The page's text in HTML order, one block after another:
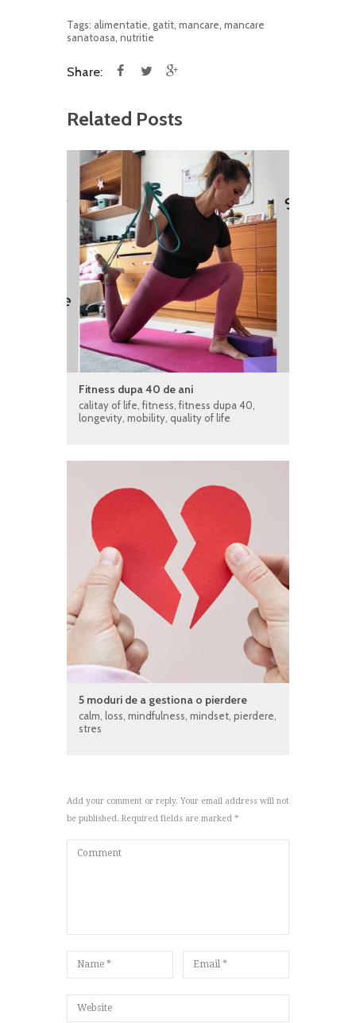
Tags: alimentatie gatit mancare mancare
sanatoasa nutritie
Share:
Related Posts
Fitness dupa 40 de ani
calitay of life ,fitness ,fitness dupa 40
longevity mobility quality of life
5 moduri de a gestiona o pierdere
calm loss mindfulness mindset pierdere
stres
Add your comment or reply. Your email address will not
be published. Required fields are marked *